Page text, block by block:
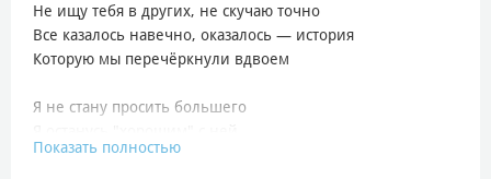
Не ищу тебя в других, не скучаю точно
Все казалось навечно, оказалось — история
Которую мы перечёркнули вдвоем
Я не стану просить большего
Не звони мне случайно ночью
Показать полностью